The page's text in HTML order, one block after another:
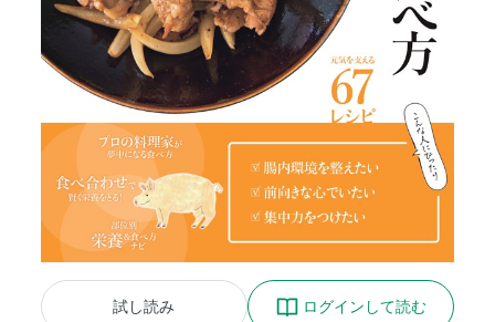
試し読み
ログインして読む